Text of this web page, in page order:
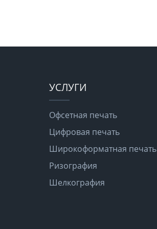
УСЛУГИ
Офсетная печать
Цифровая печать
Широкоформатная печать
Ризография
Шелкография